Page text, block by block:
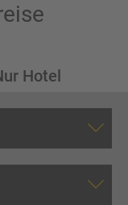
Hotel